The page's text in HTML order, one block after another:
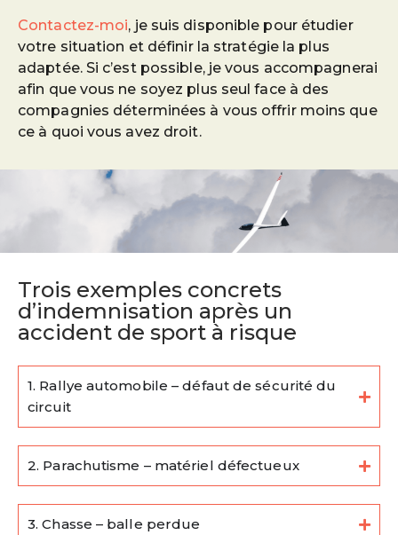
Contactez-moi, je suis disponible pour étudier
votre situation et définir la stratégie la plus
adaptée. Si c’est possible, je vous accompagnerai
afin que vous ne soyez plus seul face à des
compagnies déterminées à vous offrir moins que
ce à quoi vous avez droit.
Trois exemples concrets
d’indemnisation après un
accident de sport à risque
1. Rallye automobile – défaut de sécurité du
circuit
2. Parachutisme – matériel défectueux
3. Chasse – balle perdue